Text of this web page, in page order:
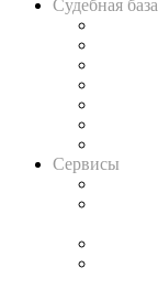
Судебная база
Сервисы